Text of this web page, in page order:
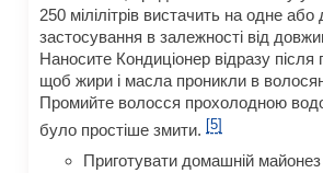
250 мілілітрів вистачить на одне або
застосування в залежності від
Наносите Кондиціонер відразу після
щоб жири і масла проникли в
Промийте волосся прохолодною
було простіше змити. [5]
Приготувати домашній